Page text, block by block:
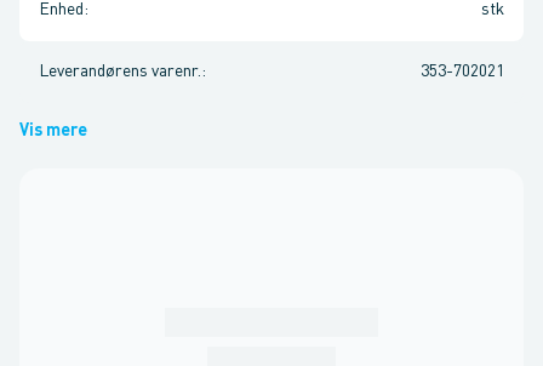
Enhed : stk
Leverandørens varenr. : 353-702021
Vis mere